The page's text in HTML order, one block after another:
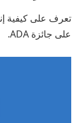
تعرف على كيفية
على جائزة ADA.